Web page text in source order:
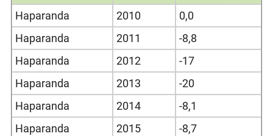
Haparanda
2010
0,0
Haparanda
2011
-8,8
Haparanda
2012
-17
Haparanda
2013
-20
Haparanda
2014
-8,1
Haparanda
2015
-8,7